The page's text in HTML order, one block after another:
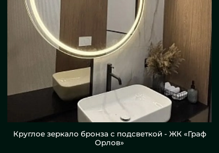
Круглое зеркало бронза с подсветкой - ЖК «Граф
Орлов»